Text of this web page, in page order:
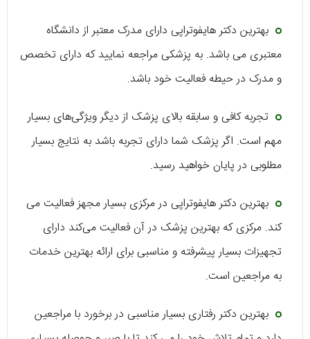
بهترین دکتر هایفوتراپی دارای مدرک معتبر از دانشگاه
معتبری می باشد. به پزشکی مراجعه نمایید که دارای تخصص
و مدرک در حیطه فعالیت خود باشد.
تجربه کافی و سابقه بالای پزشک از دیگر ویژگی‌های بسیار
مهم است. اگر پزشک شما دارای تجربه باشد به نتایج بسیار
مطلوبی در پایان خواهید رسید.
بهترین دکتر هایفوتراپی در مرکزی بسیار مجهز فعالیت می
کند. مرکزی که بهترین پزشک در آن فعالیت می‌کند دارای
تجهیزات بسیار پیشرفته و مناسبی برای ارائه بهترین خدمات
به مراجعین است.
بهترین دکتر رفتاری بسیار مناسبی در برخورد با مراجعین